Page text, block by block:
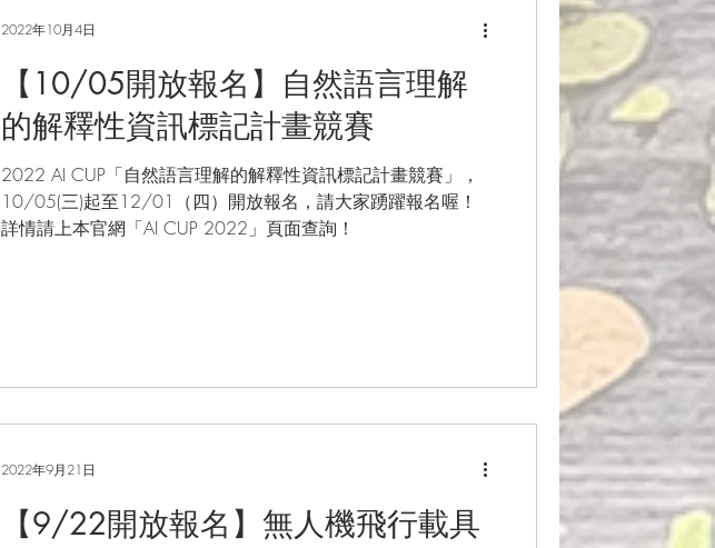
【10/05開放報名】自然語言理解
的解釋性資訊標記計畫競賽
2022 AI CUP「自然語言理解的解釋性資訊標記計畫競賽」，
10/05(三)起至12/01（四）開放報名，請大家踴躍報名喔！
詳情請上本官網「AI CUP 2022」頁面查詢！
2022年10月4日
【9/22開放報名】無人機飛行載具
2022年9月21日